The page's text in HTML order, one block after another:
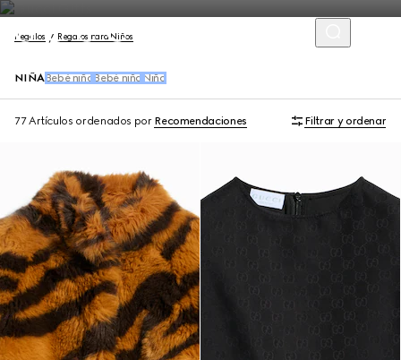
Regalos Regalos para Niños
NIÑABebé niño Bebé niña Niño
77 Artículos ordenados por Recomendaciones Filtrar y ordenar